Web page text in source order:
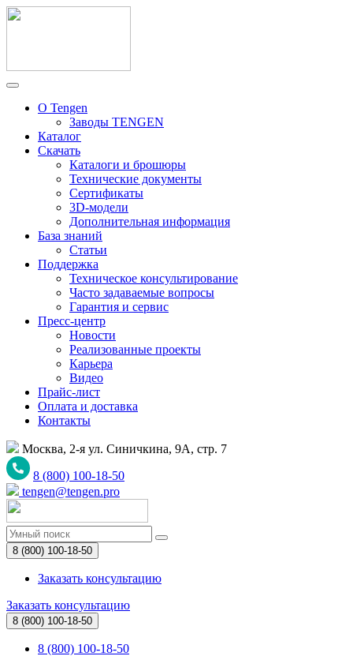
О Tengen
Заводы TENGEN
Каталог
Скачать
Каталоги и брошюры
Технические документы
Сертификаты
3D-модели
Дополнительная информация
База знаний
Статьи
Поддержка
Техническое консультирование
Часто задаваемые вопросы
Гарантия и сервис
Пресс-центр
Новости
Реализованные проекты
Карьера
Видео
Прайс-лист
Оплата и доставка
Контакты
Москва, 2-я ул. Синичкина, 9А, стр. 7
8 (800) 100-18-50
tengen@tengen.pro
8 (800) 100-18-50
Заказать консультацию
Заказать консультацию
8 (800) 100-18-50
8 (800) 100-18-50